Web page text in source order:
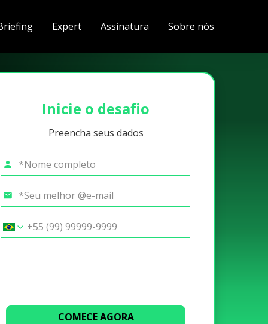
Expert Assinatura Sobre nós
Inicie o desafio
Preencha seus dados
COMECE AGORA